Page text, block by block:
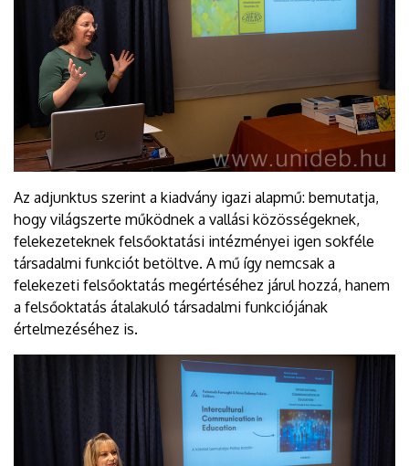
Az adjunktus szerint a kiadvány igazi alapmű: bemutatja,
hogy világszerte működnek a vallási közösségeknek,
felekezeteknek felsőoktatási intézményei igen sokféle
társadalmi funkciót betöltve. A mű így nemcsak a
felekezeti felsőoktatás megértéséhez járul hozzá, hanem
a felsőoktatás átalakuló társadalmi funkciójának
értelmezéséhez is.